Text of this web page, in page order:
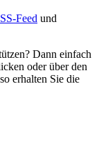
Feed und
Dann einfach
oder über den
erhalten Sie die